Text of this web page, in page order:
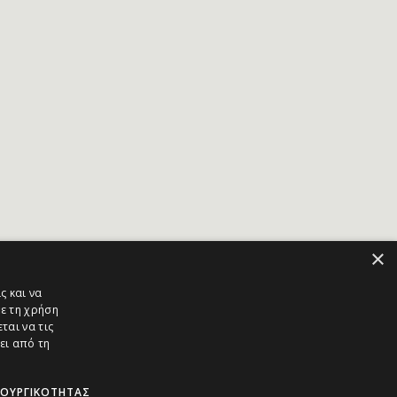
×
και να
τη χρήση
να τις
από τη